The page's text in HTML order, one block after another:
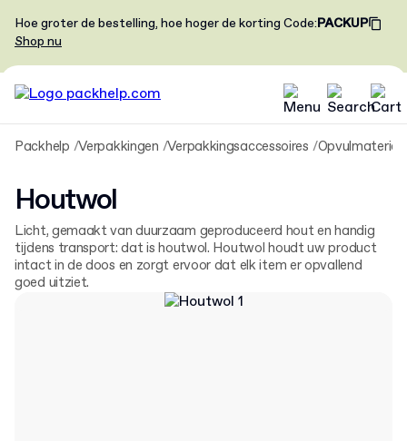
Hoe groter de bestelling, hoe hoger de korting Code:PACKUP
Shop nu
Packhelp Verpakkingen Verpakkingsaccessoires
Houtwol
Licht, gemaakt van duurzaam geproduceerd hout en handig
tijdens transport: dat is houtwol. Houtwol houdt uw product
intact in de doos en zorgt ervoor dat elk item er opvallend
goed uitziet.